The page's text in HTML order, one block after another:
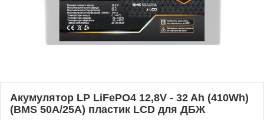
Акумулятор LP LiFePO4 12,8V - 32 Ah (410Wh)
(BMS 50А/25A) пластик LCD для ДБЖ